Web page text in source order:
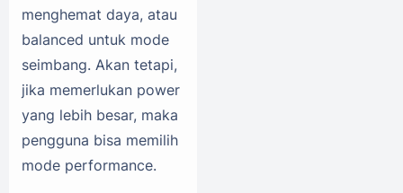
menghemat daya, atau
balanced untuk mode
seimbang. Akan tetapi,
jika memerlukan power
yang lebih besar, maka
pengguna bisa memilih
mode performance.